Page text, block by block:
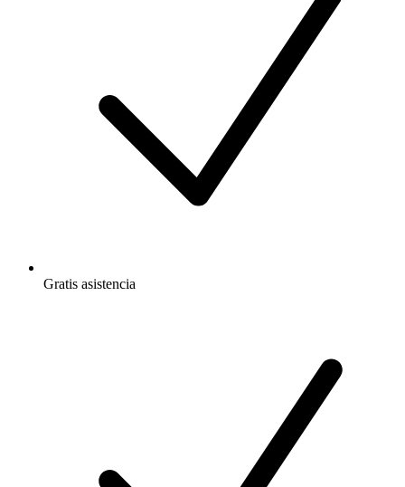
Gratis asistencia